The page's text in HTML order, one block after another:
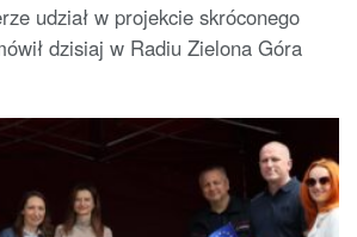
udział w projekcie skróconego
dzisiaj w Radiu Zielona Góra